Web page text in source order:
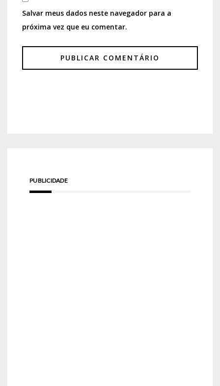
Salvar meus dados neste navegador para a
próxima vez que eu comentar.
PUBLICIDADE